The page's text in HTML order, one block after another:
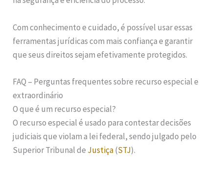
Com conhecimento e cuidado, é possível usar essas
ferramentas jurídicas com mais confiança e garantir
que seus direitos sejam efetivamente protegidos.
FAQ – Perguntas frequentes sobre recurso especial e
extraordinário
O que é um recurso especial?
O recurso especial é usado para contestar decisões
judiciais que violam a lei federal, sendo julgado pelo
Superior Tribunal de Justiça(STJ).